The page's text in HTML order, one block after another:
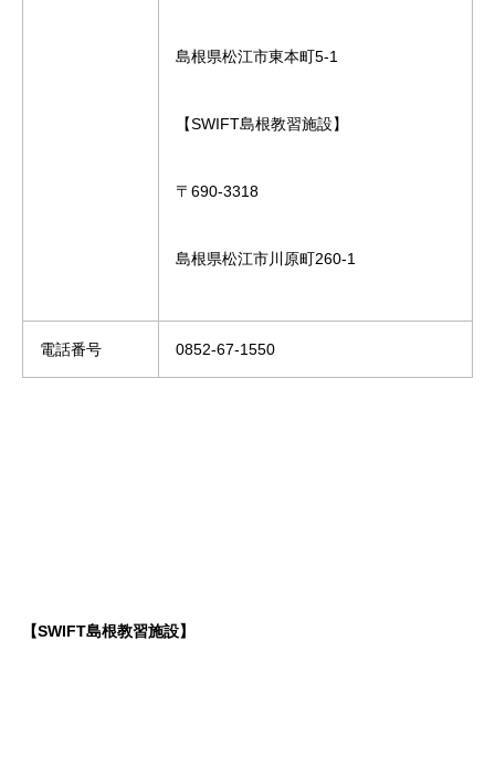
島根県松江市東本町5-1
【SWIFT島根教習施設】
〒690-3318
島根県松江市川原町260-1
電話番号 0852-67-1550
【SWIFT島根教習施設】